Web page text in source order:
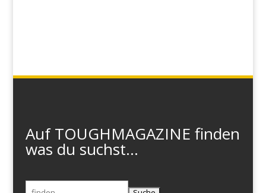
Auf TOUGHMAGAZINE finden
was du suchst...
Suchen